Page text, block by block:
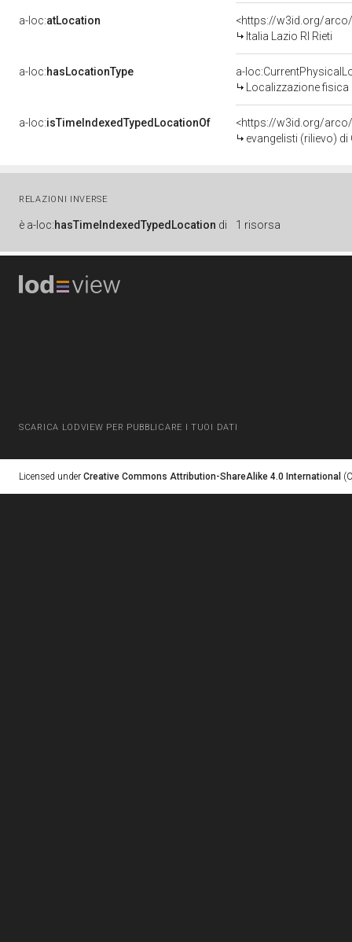
a-loc:atLocation
<https://w3id.org/
Italia Lazio RI Rieti
a-loc:hasLocationType
a-
Localizzazione fisica
a-loc:isTimeIndexedTypedLocationOf
<https://w3id.org/
evangelisti (rilievo)
RELAZIONI INVERSE
è a-loc:hasTimeIndexedTypedLocation di 1 risorsa
SCARICA LODVIEW PER PUBBLICARE I TUOI DATI
Licensed under Creative Commons Attribution-ShareAlike 4.0 International